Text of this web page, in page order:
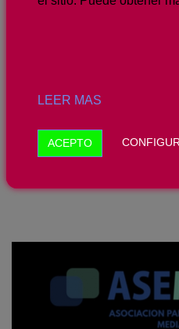
GRUPOS
creado y el
LEER MAS
ACEPTO